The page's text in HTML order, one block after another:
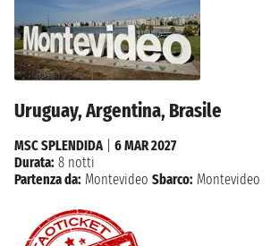
Uruguay, Argentina, Brasile
MSC SPLENDIDA| 6 MAR 2027
Durata: 8 notti
Partenza da: Montevideo Sbarco: Montevideo